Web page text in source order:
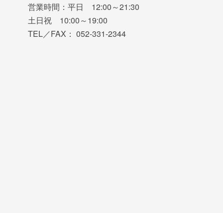
営業時間：平日 12:00～21:30
土日祝 10:00～19:00
TEL／FAX： 052-331-2344